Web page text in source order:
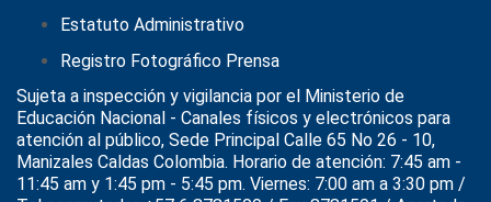
Estatuto Administrativo
Registro Fotográfico Prensa
Sujeta a inspección y vigilancia por el Ministerio de
Educación Nacional - Canales físicos y electrónicos para
atención al público, Sede Principal Calle 65 No 26 - 10,
Manizales Caldas Colombia. Horario de atención: 7:45 am -
11:45 am y 1:45 pm - 5:45 pm. Viernes: 7:00 am a 3:30 pm /